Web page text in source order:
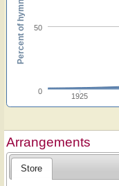
1925
0
50
Percent of hymnals
Arrangements
Store